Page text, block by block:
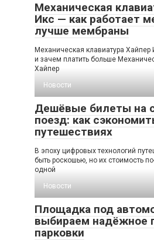
Механическая
Икс — как работает
лучше мембраны
Механическая клавиатура Хайпер
и зачем платить больше
Хайпер
Новости
Дешёвые билеты на
поезд: как
путешествиях
В эпоху цифровых технологий
быть роскошью, но их стоимость
одной
Новости
Площадка под
выбираем надёжное
парковки